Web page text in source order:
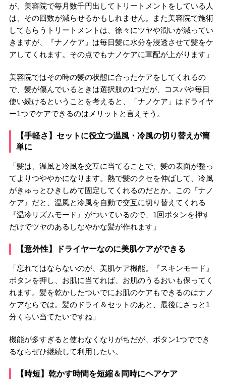
が、美容院で毎月数千円出してトリートメントをしている人
は、その回数が減らせるかもしれません。また美容院で施術
してもらうトリートメントは、徐々にツヤや潤いが減ってい
きますが、『ナノケア』は毎日髪に水分を浸透させて髪をケ
アしてくれます。その点でもナノケアに軍配が上がります」
美容院ではその時の髪の状態に合ったケアをしてくれるの
で、髪が傷んでいるときは選択肢の1つだが、コスパや毎日
使い続けるということを考えると、「ナノケア」はドライヤ
ー1つでケアできるのはメリットと言えそう。
【手軽さ】セットに役立つ温風・冷風の切り替えが簡
単に
「髪は、温風と冷風を交互に当てることで、髪の表面が整っ
てよりつややかになります。熱で髪のクセを伸ばして、冷風
がきゅっとひきしめて固定してくれるのだとか。この『ナノ
ケア』だと、温風と冷風を自動で交互に切り替えてくれる
『温冷リズムモード』がついているので、1回ボタンを押す
だけでツヤのあるしなやかな髪が作れます」
【意外性】ドライヤーなのに美肌ケアができる
「忘れてはならないのが、美肌ケア機能。『スキンモード』
ボタンを押し、お肌に当てれば、お肌のうるおいも保ってく
れます。髪を乾かしたついでにお肌のケアもできるのはナノ
ケアならでは。髪のドライ＆セットのあと、最後にさっと1
分くらい当てたいですね」
機能が多すぎると使わなくなりがちだが、ボタン1つででき
るならぜひ継続して利用したい。
【時短】乾かす時間を短縮＆同時にヘアケア